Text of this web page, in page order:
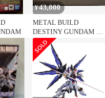
¥43,000
METAL BUILD
DESTINY GUNDAM 未
開封